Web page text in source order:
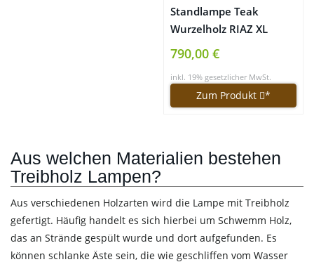
Standlampe Teak
Wurzelholz RIAZ XL
200cm | Stehlampe Holz
Treibholz groß
790,00 €
inkl. 19% gesetzlicher MwSt.
Zum Produkt *
Aus welchen Materialien bestehen
Treibholz Lampen?
Aus verschiedenen Holzarten wird die Lampe mit Treibholz
gefertigt. Häufig handelt es sich hierbei um Schwemm Holz,
das an Strände gespült wurde und dort aufgefunden. Es
können schlanke Äste sein, die wie geschliffen vom Wasser